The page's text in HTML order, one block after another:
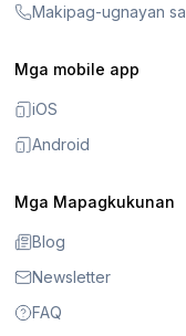
Makipag-ugnayan
Mga mobile app
iOS
Android
Mga Mapagkukunan
Blog
Newsletter
FAQ